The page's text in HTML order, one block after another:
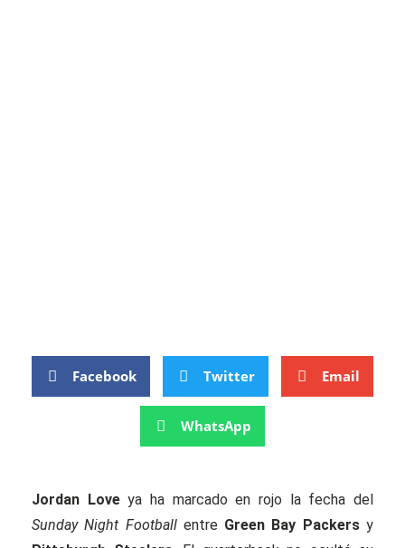
Facebook Twitter Email
WhatsApp
Jordan Loveya ha marcado en rojo la fecha del
Sunday Night Footballentre Green Bay Packersy